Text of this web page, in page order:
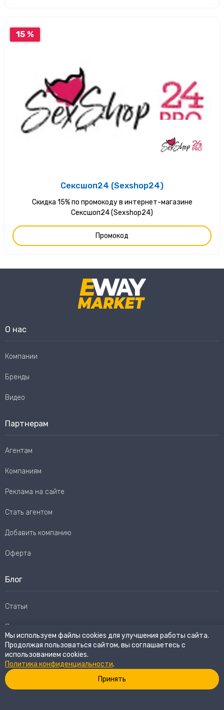
15 %
Сексшоп24 (Sexshop24)
Скидка 15% по промокоду в интернет-магазине
Сексшоп24 (Sexshop24)
Промокод
О нас
Компании
Бренды
Видео
Партнерам
Агентам
Компаниям
Реклама на сайте
Стать агентом
Добавить компанию
Оферта
Блог
Статьи
Пользовательское соглашение
Карта сайта
eWay Market.Все права защищены
Мы используем файлы cookies для улучшения работы сайта.
Продолжая пользоваться сайтом, вы соглашаетесь с
использованием cookies.
Политика конфиденциальности.
Принять